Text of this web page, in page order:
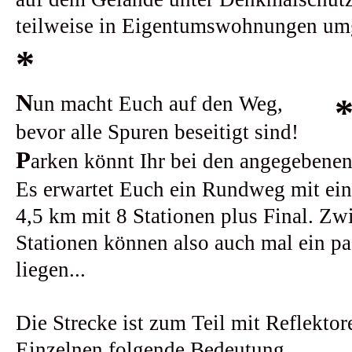
teilweise in Eigentumswohnungen
*
Nun macht Euch auf den Weg,
bevor alle Spuren beseitigt sind!
Parken könnt Ihr bei den
Es erwartet Euch ein Rundweg mit
4,5 km mit 8 Stationen plus Final.
Stationen können also auch mal ein
liegen...
Die Strecke ist zum Teil mit